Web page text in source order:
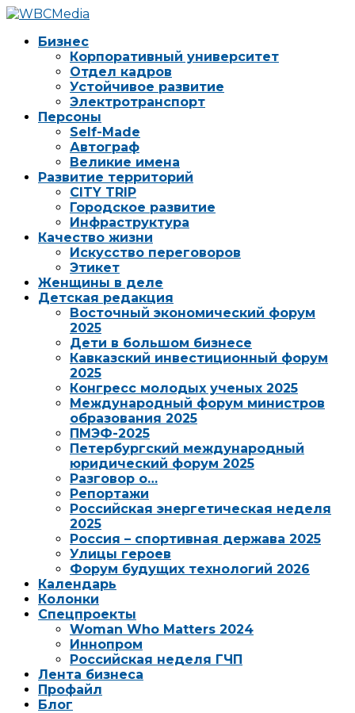
Бизнес
Корпоративный университет
Отдел кадров
Устойчивое развитие
Электротранспорт
Персоны
Self-Made
Автограф
Великие имена
Развитие территорий
CITY TRIP
Городское развитие
Инфраструктура
Качество жизни
Искусство переговоров
Этикет
Женщины в деле
Детская редакция
Восточный экономический форум
2025
Дети в большом бизнесе
Кавказский инвестиционный форум
2025
Конгресс молодых ученых 2025
Международный форум министров
образования 2025
ПМЭФ-2025
Петербургский международный
юридический форум 2025
Разговор о…
Репортажи
Российская энергетическая неделя
2025
Россия – спортивная держава 2025
Улицы героев
Форум будущих технологий 2026
Календарь
Колонки
Спецпроекты
Woman Who Matters 2024
Иннопром
Российская неделя ГЧП
Лента бизнеса
Профайл
Блог